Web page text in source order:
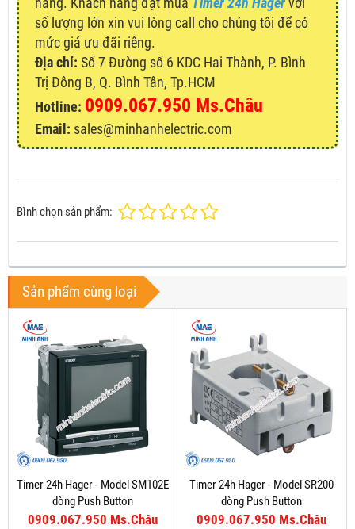
số lượng lớn xin vui lòng call cho chúng tôi để có
mức giá ưu đãi riêng.
Địa chỉ: Số 7 Đường số 6 KDC Hai Thành, P. Bình
Trị Đông B, Q. Bình Tân, Tp.HCM
Hotline: 0909.067.950 Ms.Châu
Email: sales@minhanhelectric.com
Bình chọn sản phẩm:
Sản phẩm cùng loại
Timer 24h Hager - Model SM102E
dòng Push Button
0909.067.950 Ms.Châu
Timer 24h Hager - Model SR200
dòng Push Button
0909.067.950 Ms.Châu